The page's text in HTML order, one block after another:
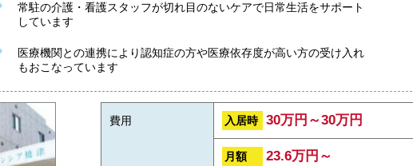
常駐の介護・看護スタッフが切れ目のないケアで日常生活をサポート
しています
医療機関との連携により認知症の方や医療依存度が高い方の受け入れ
もおこなっています
費用 入居時 30万円～30万円
月額 23.6万円～